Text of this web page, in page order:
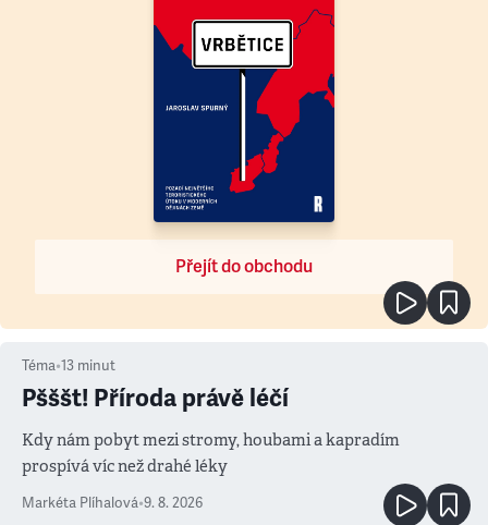
Přejít do obchodu
Téma•13 minut
Pšššt! Příroda právě léčí
Kdy nám pobyt mezi stromy, houbami a kapradím
prospívá víc než drahé léky
Markéta Plíhalová•9. 8. 2026